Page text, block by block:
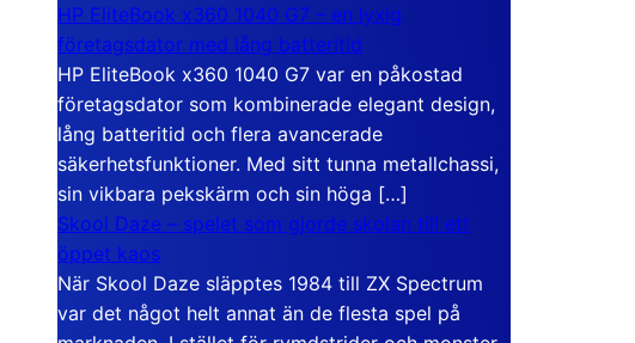
HP EliteBook x360 1040 G7 – en lyxig
företagsdator med lång batteritid
HP EliteBook x360 1040 G7 var en påkostad
företagsdator som kombinerade elegant design,
lång batteritid och flera avancerade
säkerhetsfunktioner. Med sitt tunna metallchassi,
sin vikbara pekskärm och sin höga […]
Skool Daze – spelet som gjorde skolan till ett
öppet kaos
När Skool Daze släpptes 1984 till ZX Spectrum
var det något helt annat än de flesta spel på